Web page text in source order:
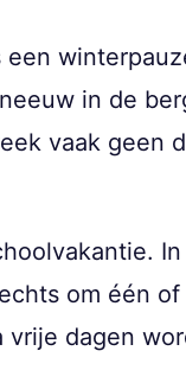
in de
vaak geen
om één
dagen